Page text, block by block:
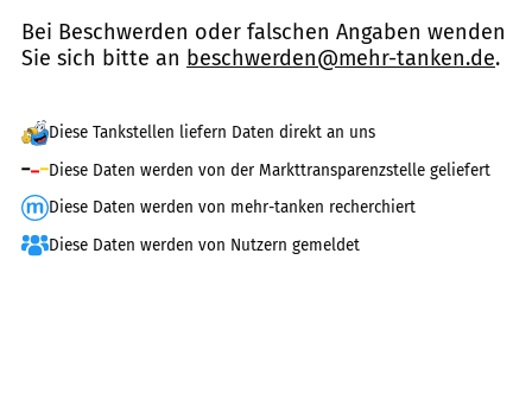
Bei Beschwerden oder falschen Angaben wenden
Sie sich bitte an beschwerden@mehr-tanken.de.
Diese Tankstellen liefern Daten direkt an uns
Diese Daten werden von der Markttransparenzstelle geliefert
Diese Daten werden von mehr-tanken recherchiert
Diese Daten werden von Nutzern gemeldet